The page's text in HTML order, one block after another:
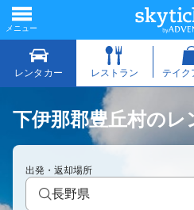
下伊那郡豊丘村の
出発・返却場所
長野県